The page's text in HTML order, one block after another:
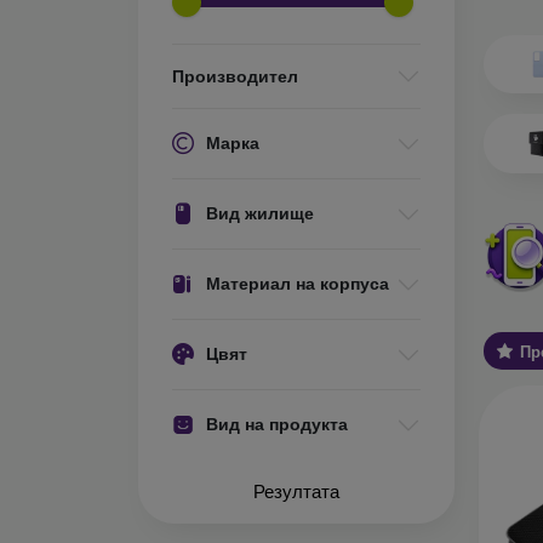
Производител
Марка
Вид жилище
Материал на корпуса
Цвят
Вид на продукта
Резултата